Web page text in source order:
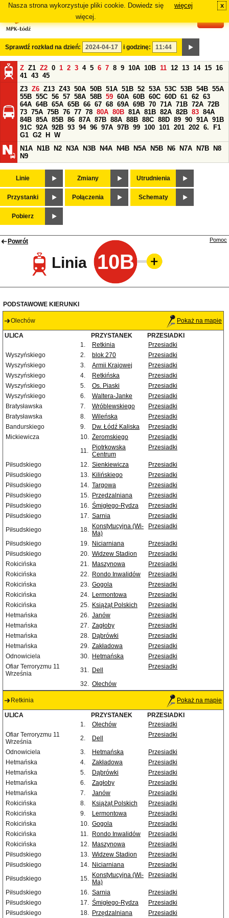
Nasza strona wykorzystuje pliki cookie. Dowiedz się
więcej.
więcej x
Sprawdź rozkład na dzień: i godzinę:
Z Z1 Z2 0 1 2 3 4 5 6 7 8 9 10A 10B 11 12 13 14 15 16
41 43 45
Z3 Z6 Z13 Z43 50A 50B 51A 51B 52 53A 53C 53B 54B 55A
55B 55C 56 57 58A 58B 59 60A 60B 60C 60D 61 62 63
64A 64B 65A 65B 66 67 68 69A 69B 70 71A 71B 72A 72B
73 75A 75B 76 77 78 80A 80B 81A 81B 82A 82B 83 84A
84B 85A 85B 86 87A 87B 88A 88B 88C 88D 89 90 91A 91B
91C 92A 92B 93 94 96 97A 97B 99 100 101 201 202 6.
F1
G1 G2 H
W
N1A
N1B N2 N3A N3B N4A N4B N5A N5B N6 N7A N7B
N8
N9
Linie Zmiany Utrudnienia
Przystanki Połączenia Schematy
Pobierz
Powrót
Linia 10B
Pomoc
PODSTAWOWE KIERUNKI
Olechów Pokaż na mapie
ULICA PRZYSTANEK
PRZESIADKI
1.
Retkinia
Przesiadki
Wyszyńskiego
2. blok 270
Przesiadki
Wyszyńskiego
3. Armii Krajowej
Przesiadki
Wyszyńskiego
4. Retkińska
Przesiadki
Wyszyńskiego
5. Os. Piaski
Przesiadki
Wyszyńskiego
6. Waltera-Janke
Przesiadki
Bratysławska
7. Wróblewskiego
Przesiadki
Bratysławska
8. Wileńska
Przesiadki
Bandurskiego
9. Dw. Łódź Kaliska
Przesiadki
Mickiewicza
10. Żeromskiego
Przesiadki
11.
Piotrkowska
Centrum
Przesiadki
Piłsudskiego 12. Sienkiewicza
Przesiadki
Piłsudskiego
13. Kilińskiego
Przesiadki
Piłsudskiego
14. Targowa
Przesiadki
Piłsudskiego
15. Przędzalniana
Przesiadki
Piłsudskiego
16. Śmigłego-Rydza
Przesiadki
Piłsudskiego
17. Sarnia
Przesiadki
Piłsudskiego
18. Konstytucyjna (Wi-
Ma)
Przesiadki
Piłsudskiego 19. Niciarniana
Przesiadki
Piłsudskiego
20. Widzew Stadion
Przesiadki
Rokicińska
21. Maszynowa
Przesiadki
Rokicińska
22. Rondo Inwalidów
Przesiadki
Rokicińska
23. Gogola
Przesiadki
Rokicińska
24. Lermontowa
Przesiadki
Rokicińska
25. Książąt Polskich
Przesiadki
Hetmańska
26. Janów
Przesiadki
Hetmańska
27. Zagłoby
Przesiadki
Hetmańska
28. Dąbrówki
Przesiadki
Hetmańska
29. Zakładowa
Przesiadki
Odnowiciela
30. Hetmańska
Przesiadki
Ofiar Terroryzmu 11
Września
31. Dell Przesiadki
32. Olechów
Retkinia Pokaż na mapie
ULICA PRZYSTANEK
PRZESIADKI
1.
Olechów
Przesiadki
Ofiar Terroryzmu 11
Września
2. Dell Przesiadki
Odnowiciela 3. Hetmańska
Przesiadki
Hetmańska
4. Zakładowa
Przesiadki
Hetmańska
5. Dąbrówki
Przesiadki
Hetmańska
6. Zagłoby
Przesiadki
Hetmańska
7. Janów
Przesiadki
Rokicińska
8. Książąt Polskich
Przesiadki
Rokicińska
9. Lermontowa
Przesiadki
Rokicińska
10. Gogola
Przesiadki
Rokicińska
11. Rondo Inwalidów
Przesiadki
Rokicińska
12. Maszynowa
Przesiadki
Piłsudskiego
13. Widzew Stadion
Przesiadki
Piłsudskiego
14. Niciarniana
Przesiadki
Piłsudskiego
15. Konstytucyjna (Wi-
Ma)
Przesiadki
Piłsudskiego 16. Sarnia
Przesiadki
Piłsudskiego
17. Śmigłego-Rydza
Przesiadki
Piłsudskiego
18. Przędzalniana Przesiadki